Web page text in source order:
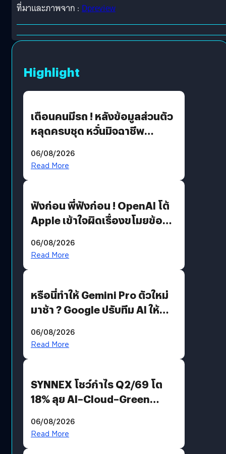
ที่มาและภาพจาก : Dpreview
Highlight
เตือนคนมีรถ ! หลังข้อมูลส่วนตัว
หลุดครบชุด หวั่นมิจฉาชีพ
รหัสผ่านหลุด ไม่ใช่แฮกเกอร์
06/08/2026
Read More
ฟังก่อน พี่ฟังก่อน ! OpenAI โต้
Apple เข้าใจผิดเรื่องขโมยข้อมูล
06/08/2026
Read More
หรือนี่ทำให้ Gemini Pro ตัวใหม่
มาช้า ? Google ปรับทีม AI ให้
AGI
06/08/2026
Read More
SYNNEX โชว์กำไร Q2/69 โต
18% ลุย AI–Cloud–Green
Revenue เร่งเครื่อง New
06/08/2026
Read More